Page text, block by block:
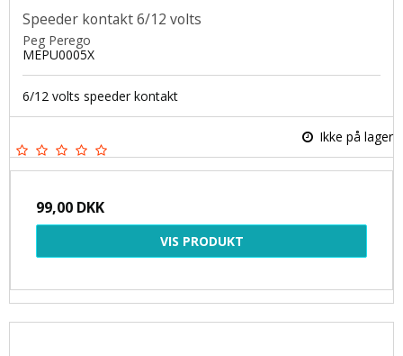
Speeder kontakt 6/12 volts
Peg Perego
MEPU0005X
6/12 volts speeder kontakt
Ikke på lager
99,00 DKK
VIS PRODUKT